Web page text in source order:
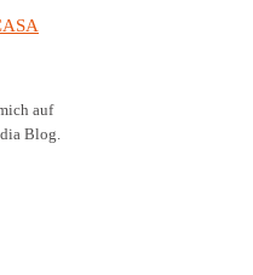
auf
Blog.